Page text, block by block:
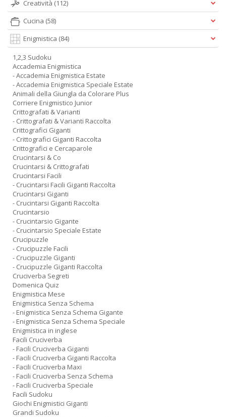
Creatività (112)
Cucina (58)
Enigmistica (84)
1,2,3 Sudoku
Accademia Enigmistica
- Accademia Enigmistica Estate
- Accademia Enigmistica Speciale Estate
Animali della Giungla da Colorare Plus
Corriere Enigmistico Junior
Crittografati & Varianti
- Crittografati & Varianti Raccolta
Crittografici Giganti
- Crittografici Giganti Raccolta
Crittografici e Cercaparole
Crucintarsi & Co
Crucintarsi & Crittografati
Crucintarsi Facili
- Crucintarsi Facili Giganti Raccolta
Crucintarsi Giganti
- Crucintarsi Giganti Raccolta
Crucintarsio
- Crucintarsio Gigante
- Crucintarsio Speciale Estate
Crucipuzzle
- Crucipuzzle Facili
- Crucipuzzle Giganti
- Crucipuzzle Giganti Raccolta
Cruciverba Segreti
Domenica Quiz
Enigmistica Mese
Enigmistica Senza Schema
- Enigmistica Senza Schema Gigante
- Enigmistica Senza Schema Speciale
Enigmistica in inglese
Facili Cruciverba
- Facili Cruciverba Giganti
- Facili Cruciverba Giganti Raccolta
- Facili Cruciverba Maxi
- Facili Cruciverba Senza Schema
- Facili Cruciverba Speciale
Facili Sudoku
Giochi Enigmistici Giganti
Grandi Sudoku